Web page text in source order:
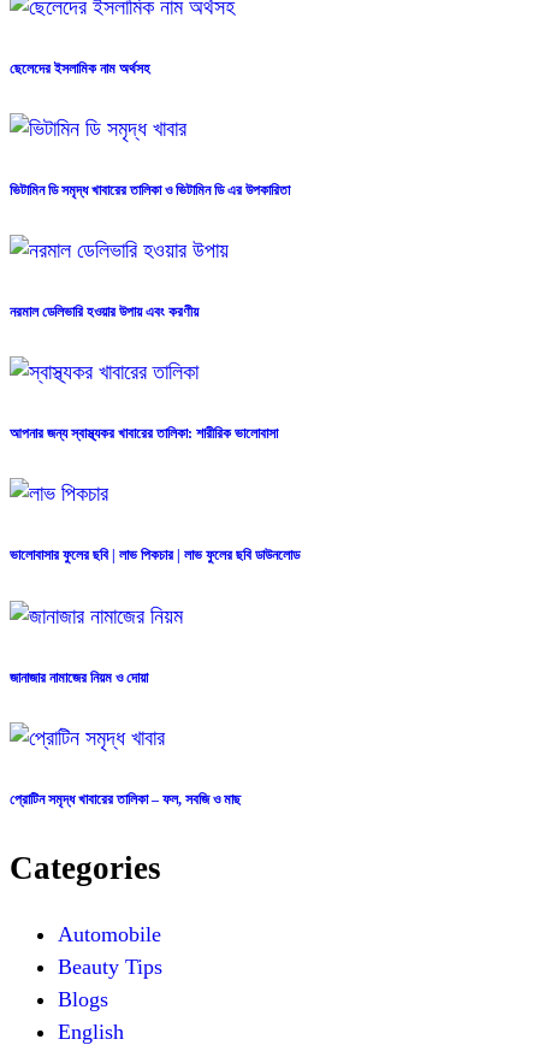
ছেলেদের ইসলামিক নাম অর্থসহ
ভিটামিন ডি সমৃদ্ধ খাবারের তালিকা ও ভিটামিন ডি এর উপকারিতা
নরমাল ডেলিভারি হওয়ার উপায় এবং করণীয়
আপনার জন্য স্বাস্থ্যকর খাবারের তালিকা: শারীরিক ভালোবাসা
ভালোবাসার ফুলের ছবি | লাভ পিকচার | লাভ ফুলের ছবি ডাউনলোড
জানাজার নামাজের নিয়ম ও দোয়া
প্রোটিন সমৃদ্ধ খাবারের তালিকা – ফল, সবজি ও মাছ
Categories
Automobile
Beauty Tips
Blogs
English